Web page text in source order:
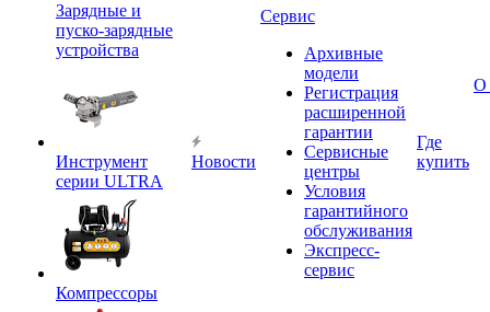
Зарядные и
пуско-зарядные
устройства
Инструмент
серии ULTRA
Компрессоры
Новости
Сервис
Архивные
модели
Регистрация
расширенной
гарантии
Сервисные
центры
Условия
гарантийного
обслуживания
Экспресс-
сервис
Где
купить
О